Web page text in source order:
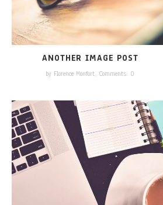
ANOTHER IMAGE POST
by Florence Monfort, Comments: 0